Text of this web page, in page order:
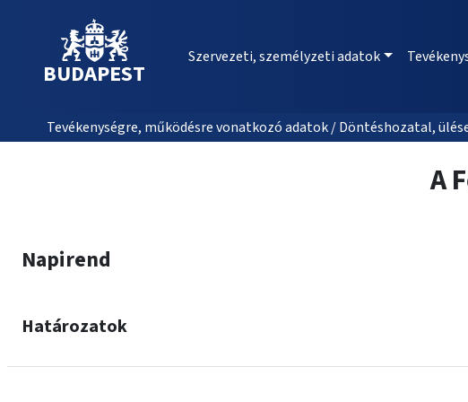
BUDAPEST
Szervezeti, személyzeti adatok
Tevékenységre, működésre vonatkozó adatok / Döntéshozatal,
A
Napirend
Határozatok